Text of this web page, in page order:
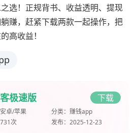
选！正规背书、收益透明、提现
赚，赶紧下载两款一起操作，把
高收益！
极速版 下载
安卓/苹果 分类： 赚钱app
731次 发布： 2025-12-23